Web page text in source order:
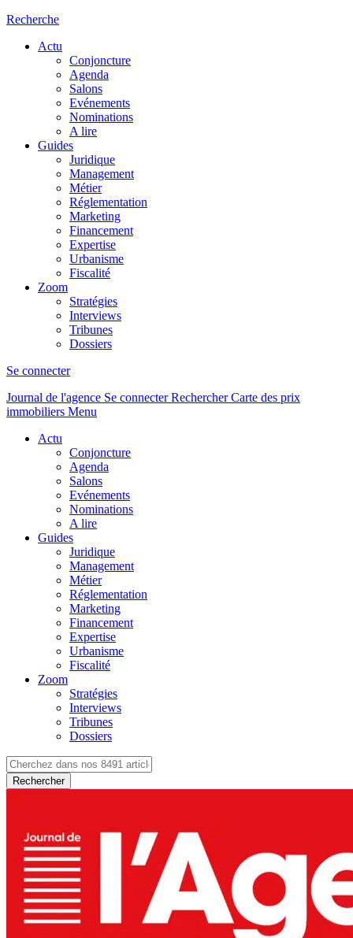
Recherche
Actu
Conjoncture
Agenda
Salons
Evénements
Nominations
A lire
Guides
Juridique
Management
Métier
Réglementation
Marketing
Financement
Expertise
Urbanisme
Fiscalité
Zoom
Stratégies
Interviews
Tribunes
Dossiers
Se connecter
Journal de l'agence Se connecterRechercher Carte des prix
immobiliers Menu
Actu
Conjoncture
Agenda
Salons
Evénements
Nominations
A lire
Guides
Juridique
Management
Métier
Réglementation
Marketing
Financement
Expertise
Urbanisme
Fiscalité
Zoom
Stratégies
Interviews
Tribunes
Dossiers
Rechercher